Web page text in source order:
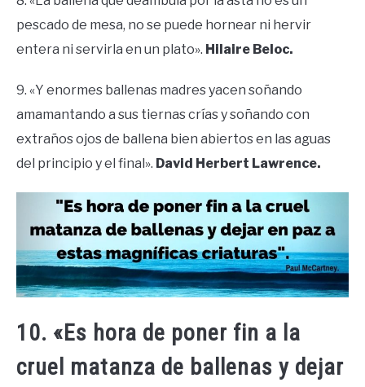
pescado de mesa, no se puede hornear ni hervir
entera ni servirla en un plato». Hilaire Beloc.
9. «Y enormes ballenas madres yacen soñando
amamantando a sus tiernas crías y soñando con
extraños ojos de ballena bien abiertos en las aguas
del principio y el final». David Herbert Lawrence.
10. «Es hora de poner fin a la
cruel matanza de ballenas y dejar